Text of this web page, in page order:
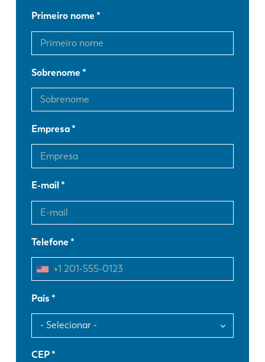
Primeiro nome
Sobrenome
Empresa
E-mail
Telefone
País
CEP